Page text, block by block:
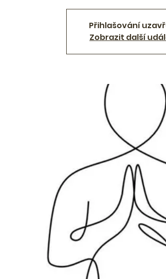
Přihlašování
Zobrazit další